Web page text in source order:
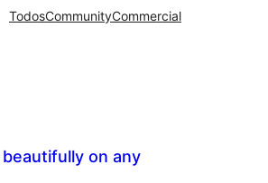
TodosCommunityCommercial
on any